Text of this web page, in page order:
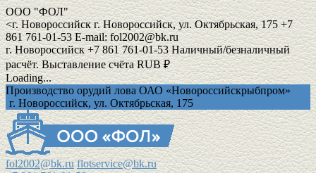
ООО "ФОЛ"
<г. Новороссийск г. Новороссийск, ул. Октябрьская, 175 +7
861 761-01-53 E-mail: fol2002@bk.ru
г. Новороссийск +7 861 761-01-53 Наличный/безналичный
расчёт. Выставление счёта RUB ₽
Loading...
Производство орудий лова ОАО «Новороссийскрыбпром»
г. Новороссийск, ул. Октябрьская, 175
fol2002@bk.ru flotservice@bk.ru